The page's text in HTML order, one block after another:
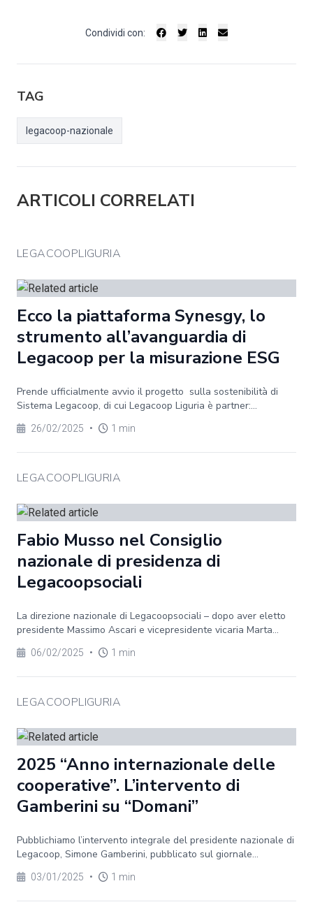
Condividi con:
TAG
legacoop-nazionale
ARTICOLI CORRELATI
LEGACOOPLIGURIA
Ecco la piattaforma Synesgy, lo
strumento all’avanguardia di
Legacoop per la misurazione ESG
Prende ufficialmente avvio il progetto sulla sostenibilità di
Sistema Legacoop, di cui Legacoop Liguria è partner:...
26/02/2025 • 1 min
LEGACOOPLIGURIA
Fabio Musso nel Consiglio
nazionale di presidenza di
Legacoopsociali
La direzione nazionale di Legacoopsociali – dopo aver eletto
presidente Massimo Ascari e vicepresidente vicaria Marta...
06/02/2025 • 1 min
LEGACOOPLIGURIA
2025 “Anno internazionale delle
cooperative”. L’intervento di
Gamberini su “Domani”
Pubblichiamo l’intervento integrale del presidente nazionale di
Legacoop, Simone Gamberini, pubblicato sul giornale...
03/01/2025 • 1 min